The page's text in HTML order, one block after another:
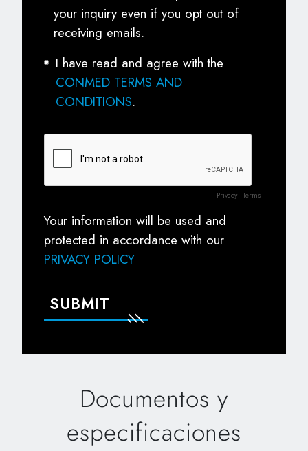
Documentos y
especificaciones